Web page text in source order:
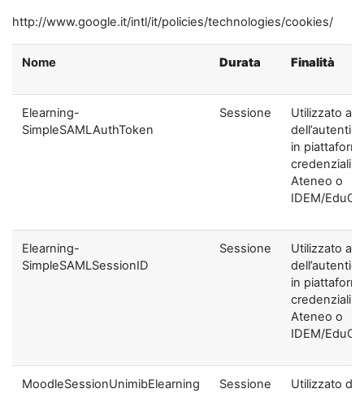
http://www.google.it/intl/it/policies/technologies/cookies/
Nome Durata Finalità
Elearning-
SimpleSAMLAuthToken
Sessione
Utilizzato ai
in
credenziali di
Ateneo o
IDEM/
Elearning-
SimpleSAMLSessionID
Sessione
Utilizzato ai
in
credenziali di
Ateneo o
IDEM/
MoodleSessionUnimibElearning Sessione
Utilizzato